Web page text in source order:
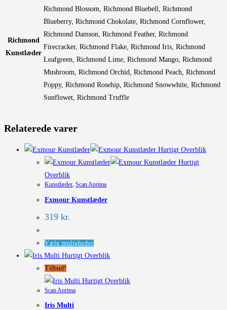
Richmond
Kunstlæder
Richmond Blossom, Richmond Bluebell, Richmond
Blueberry, Richmond Chokolate, Richmond Cornflower,
Richmond Damson, Richmond Feather, Richmond
Firecracker, Richmond Flake, Richmond Iris, Richmond
Leafgreen, Richmond Lime, Richmond Mango, Richmond
Mushroom, Richmond Orchid, Richmond Peach, Richmond
Poppy, Richmond Rosehip, Richmond Snowwhite, Richmond
Sunflowet, Richmond Truffle
Relaterede varer
Hurtigt Overblik
Hurtigt
Overblik
Kunstlæder, Scan Aprima
Exmour Kunstlæder
319 kr.
Vælg mulighederDette
vare
flere
Hurtigt Overblik
Tilbud!
Hurtigt Overblik
Scan Aprima
Iris Multi